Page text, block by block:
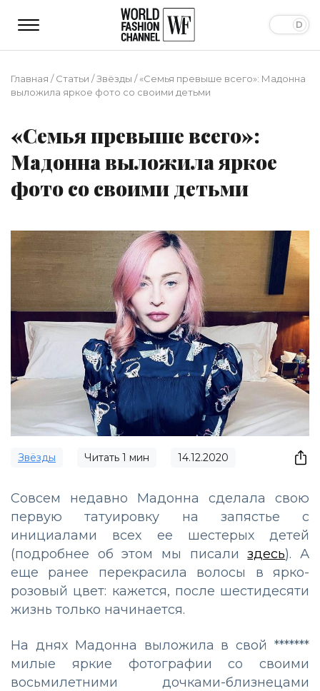
Главная /Статьи /Звёзды /«Семья превыше всего»: Мадонна
выложила яркое фото со своими детьми
«Семья превыше всего»:
Мадонна выложила яркое
фото со своими детьми
Звёзды Читать 1 мин 14.12.2020
Совсем недавно Мадонна сделала свою
первую татуировку на запястье с
инициалами всех ее шестерых детей
(подробнее об этом мы писализдесь). А
еще ранее перекрасила волосы в ярко-
розовый цвет: кажется, после шестидесяти
жизнь только начинается.
На днях Мадонна выложила в свой *******
милые яркие фотографии со своими
восьмилетними дочками-близнецами